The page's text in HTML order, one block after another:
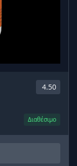
4.50
Διαθέσιμο